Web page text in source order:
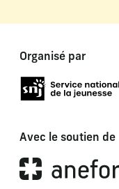
Organisé par
Avec le soutien de